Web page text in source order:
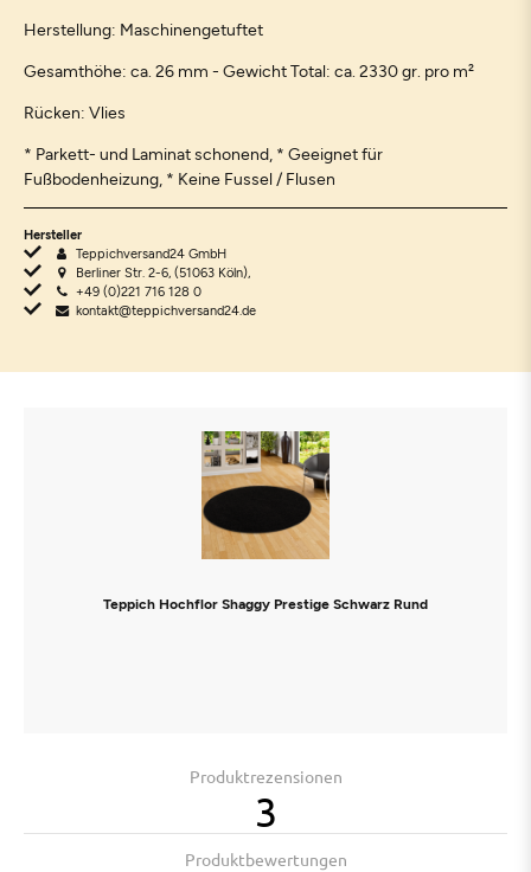
Herstellung: Maschinengetuftet
Gesamthöhe: ca. 26 mm - Gewicht Total: ca. 2330 gr. pro m²
Rücken: Vlies
* Parkett- und Laminat schonend, * Geeignet für
Fußbodenheizung, * Keine Fussel / Flusen
Hersteller
Teppichversand24 GmbH
Berliner Str. 2-6, (51063 Köln),
+49 (0)221 716 128 0
kontakt@teppichversand24.de
Teppich Hochflor Shaggy Prestige Schwarz Rund
Produktrezensionen
3
Produktbewertungen